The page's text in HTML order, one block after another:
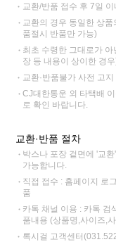
교환/반품 접수 후 7일
교환의 경우 동일한 상
품절시 반품만 가능)
최초 수령한 그대로가
장 등 내용이 상이한 경
교환·반품불가 사전 고
CJ대한통운 외 타택배
로 확인 바랍니다.
교환·반품 절차
박스나 포장 겉면에 '교
가능합니다.
직접 접수 : 홈페이지 로
품
카톡 채널 이용 : 카톡 검
품내용 (상품명,사이즈,
록시걸 고객센터